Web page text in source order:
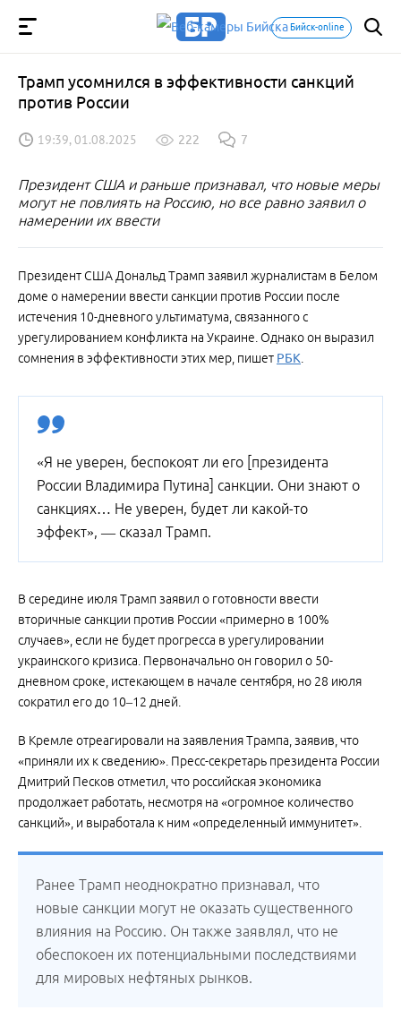
Бийск-online
Трамп усомнился в эффективности санкций
против России
19:39, 01.08.2025 222 7
Президент США и раньше признавал, что новые меры
могут не повлиять на Россию, но все равно заявил о
намерении их ввести
Президент США Дональд Трамп заявил журналистам в Белом
доме о намерении ввести санкции против России после
истечения 10-дневного ультиматума, связанного с
урегулированием конфликта на Украине. Однако он выразил
сомнения в эффективности этих мер, пишет РБК
«Я не уверен, беспокоят ли его [президента
России Владимира Путина] санкции. Они знают о
санкциях… Не уверен, будет ли какой-то
эффект», — сказал Трамп.
В середине июля Трамп заявил о готовности ввести
вторичные санкции против России «примерно в 100%
случаев», если не будет прогресса в урегулировании
украинского кризиса. Первоначально он говорил о 50-
дневном сроке, истекающем в начале сентября, но 28 июля
сократил его до 10–12 дней.
В Кремле отреагировали на заявления Трампа, заявив, что
«приняли их к сведению». Пресс-секретарь президента России
Дмитрий Песков отметил, что российская экономика
продолжает работать, несмотря на «огромное количество
санкций», и выработала к ним «определенный иммунитет».
Ранее Трамп неоднократно признавал, что
новые санкции могут не оказать существенного
влияния на Россию. Он также заявлял, что не
обеспокоен их потенциальными последствиями
для мировых нефтяных рынков.